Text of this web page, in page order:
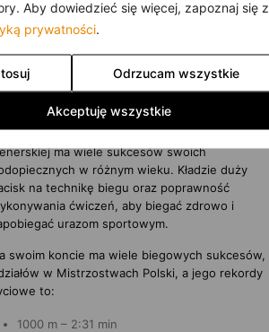
Aby dowiedzieć się więcej, zapoznaj się z
prywatności.
Odrzucam wszystkie
Akceptuję wszystkie
Krochmal- trener lekkoatletyki KS Ursus
od 2013 roku. Od 2015 roku jest także
lekkoatletycznym. W swojej karierze
ma wiele sukcesów swoich
w różnym wieku. Kładzie duży
na technikę biegu oraz poprawność
ćwiczeń, aby biegać zdrowo i
urazom sportowym.
swoim koncie ma wiele biegowych sukcesów,
w Mistrzostwach Polski, a jego rekordy
to:
1000 m – 2:31 min